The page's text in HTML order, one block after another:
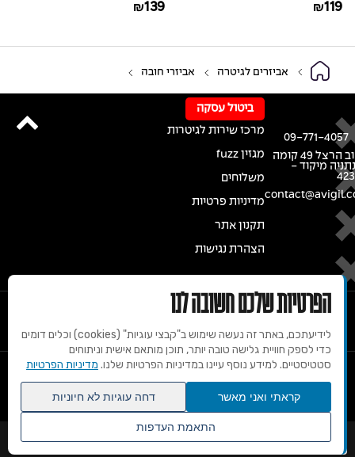
₪119
₪139
אביזרים לגיטרה אביזרי חובה
רחוב הרצל 49 קומה
מיקוד -
09-771-4057
ביטול עסקה
מרכז שירות לגיטרות
מגזין fuzz
משלוחים
מדיניות פרטיות
תקנון אתר
הצהרת נגישות
הפרטיות שלכם חשובה לנו
לידיעתכם, באתר זה נעשה שימוש ב"קבצי עוגיות" (cookies) וכלים דומים
כדי לספק חוויית גלישה טובה יותר, תוכן מותאם אישית וניתוחים
סטטיסטיים. למידע נוסף עיינו במדיניות הפרטיות שלנו. מדיניות הפרטיות
קראתי ואני מאשר דחה עוגיות לא חיוניות
התאמת העדפות